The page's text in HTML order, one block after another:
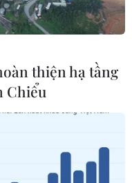
thiện hạ tầng
Chiểu